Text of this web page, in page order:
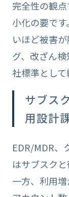
完全性の観
小化の要で
いほど被害
グ、改ざん
社標準として
サブス
用設計
EDR/MDR、
はサブスク
一方、利用増